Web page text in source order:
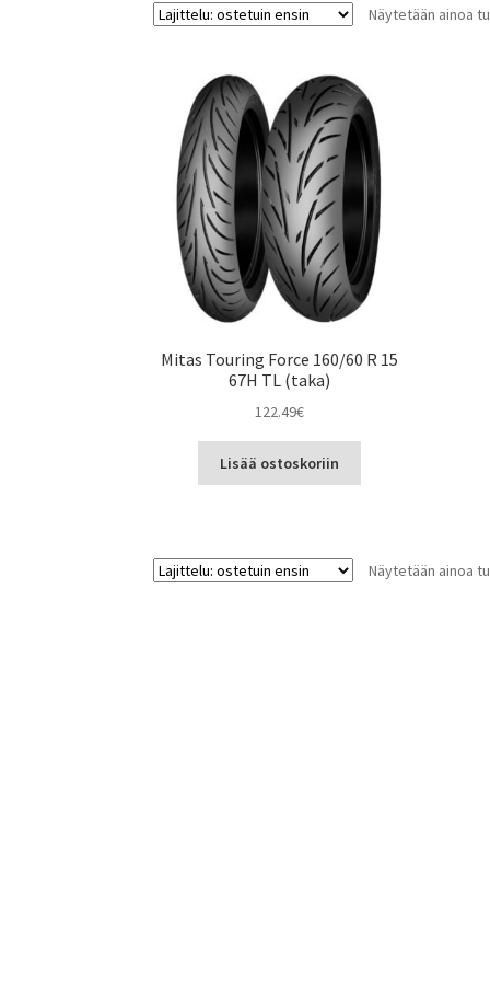
Näytetään ainoa
Mitas Touring Force 160/60 R 15
67H TL (taka)
122.49€
Lisää ostoskoriin
Näytetään ainoa